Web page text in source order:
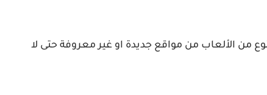
من الألعاب من مواقع جديدة او غير معروفة حتى لا